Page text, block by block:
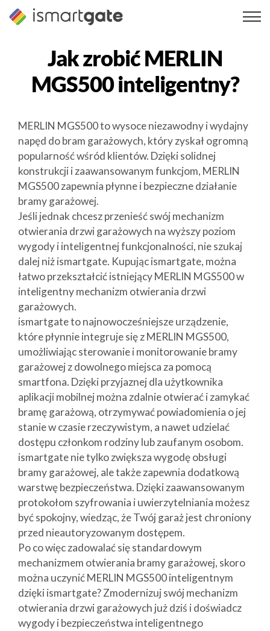
Przejdź
do
Jak zrobićMERLIN
MGS500inteligentny?
MERLIN MGS500 to wysoce niezawodny i wydajny
napęd do bram garażowych, który zyskał ogromną
popularność wśród klientów. Dzięki solidnej
konstrukcji i zaawansowanym funkcjom, MERLIN
MGS500 zapewnia płynne i bezpieczne działanie
bramy garażowej.
Jeśli jednak chcesz przenieść swój mechanizm
otwierania drzwi garażowych na wyższy poziom
wygody i inteligentnej funkcjonalności, nie szukaj
dalej niż ismartgate. Kupując ismartgate, można
łatwo przekształcić istniejący MERLIN MGS500 w
inteligentny mechanizm otwierania drzwi
garażowych.
ismartgate to najnowocześniejsze urządzenie,
które płynnie integruje się z MERLIN MGS500,
umożliwiając sterowanie i monitorowanie bramy
garażowej z dowolnego miejsca za pomocą
smartfona. Dzięki przyjaznej dla użytkownika
aplikacji mobilnej można zdalnie otwierać i zamykać
bramę garażową, otrzymywać powiadomienia o jej
stanie w czasie rzeczywistym, a nawet udzielać
dostępu członkom rodziny lub zaufanym osobom.
ismartgate nie tylko zwiększa wygodę obsługi
bramy garażowej, ale także zapewnia dodatkową
warstwę bezpieczeństwa. Dzięki zaawansowanym
protokołom szyfrowania i uwierzytelniania możesz
być spokojny, wiedząc, że Twój garaż jest chroniony
przed nieautoryzowanym dostępem.
Po co więc zadowalać się standardowym
mechanizmem otwierania bramy garażowej, skoro
można uczynić MERLIN MGS500 inteligentnym
dzięki ismartgate? Zmodernizuj swój mechanizm
otwierania drzwi garażowych już dziś i doświadcz
wygody i bezpieczeństwa inteligentnego